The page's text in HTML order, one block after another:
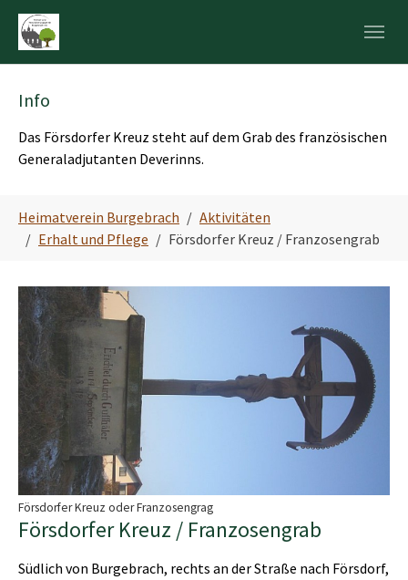
Skip to main navigation
Zum Hauptinhalt springen
Skip to page footer
Info
Das Försdorfer Kreuz steht auf dem Grab des französischen
Generaladjutanten Deverinns.
Heimatverein Burgebrach
Aktivitäten
Erhalt und Pflege
Försdorfer Kreuz / Franzosengrab
Show larger version
Försdorfer Kreuz oder Franzosengrag
Försdorfer Kreuz / Franzosengrab
Südlich von Burgebrach, rechts an der Straße nach Försdorf,